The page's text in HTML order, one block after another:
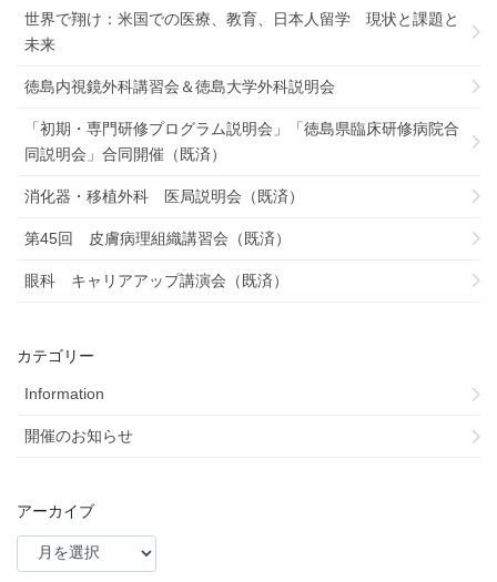
世界で翔け：米国での医療、教育、日本人留学 現状と課題と
未来
徳島内視鏡外科講習会＆徳島大学外科説明会
「初期・専門研修プログラム説明会」「徳島県臨床研修病院合
同説明会」合同開催（既済）
消化器・移植外科 医局説明会（既済）
第45回 皮膚病理組織講習会（既済）
眼科 キャリアアップ講演会（既済）
カテゴリー
Information
開催のお知らせ
アーカイブ